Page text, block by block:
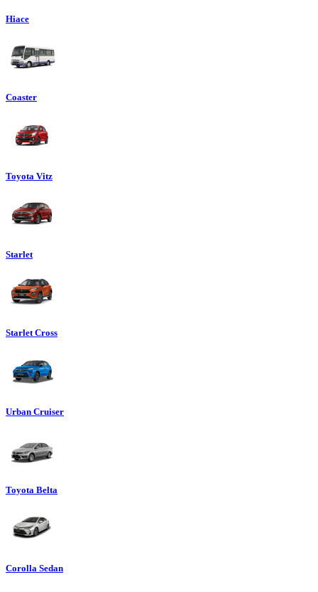
Hiace
Coaster
Toyota Vitz
Starlet
Starlet Cross
Urban Cruiser
Toyota Belta
Corolla Sedan